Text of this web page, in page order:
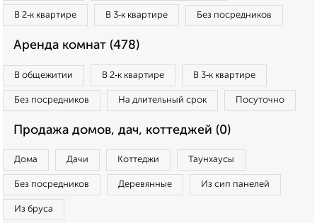
В 2‑к квартире В 3‑к квартире Без посредников
Аренда комнат (478)
В общежитии В 2‑к квартире В 3‑к квартире
Без посредников На длительный срок Посуточно
Продажа домов, дач, коттеджей (0)
Дома Дачи Коттеджи Таунхаусы
Без посредников Деревянные Из сип панелей
Из бруса